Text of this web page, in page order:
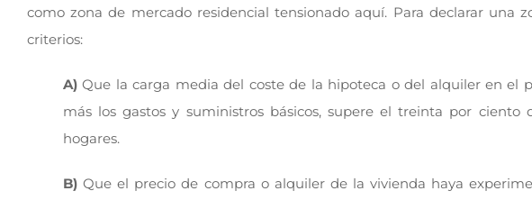
como zona de mercado residencial tensionado aquí. Para declarar una
criterios:
A)Que la carga media del coste de la hipoteca o del alquiler en el
más los gastos y suministros básicos, supere el treinta por
hogares.
B)Que el precio de compra o alquiler de la vivienda haya